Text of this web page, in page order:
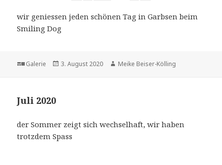
wir geniessen jeden schönen Tag in Garbsen beim
Smiling Dog
Format
Galerie
Veröffentlicht
3. August 2020 Autor
Meike Beiser-Kölling
Juli 2020
der Sommer zeigt sich wechselhaft, wir haben
trotzdem Spass